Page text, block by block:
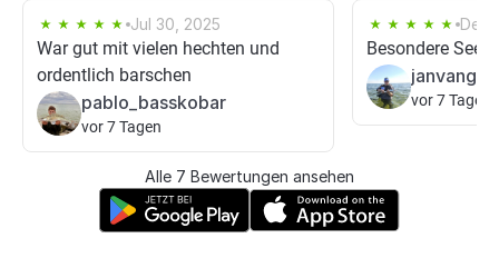
Jul 30, 2025
War gut mit vielen hechten und
ordentlich barschen
pablo_basskobar
vor 7 Tagen
Dec
Besondere See
vor 7 Tagen
Alle 7 Bewertungen ansehen